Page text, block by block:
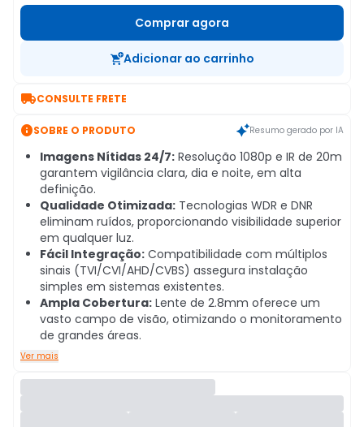
Comprar agora
Adicionar ao carrinho
CONSULTE FRETE
SOBRE O PRODUTO Resumo gerado por IA
Imagens Nítidas 24/7: Resolução 1080p e IR de 20m
garantem vigilância clara, dia e noite, em alta
definição.
Qualidade Otimizada: Tecnologias WDR e DNR
eliminam ruídos, proporcionando visibilidade superior
em qualquer luz.
Fácil Integração: Compatibilidade com múltiplos
sinais (TVI/CVI/AHD/CVBS) assegura instalação
simples em sistemas existentes.
Ampla Cobertura: Lente de 2.8mm oferece um
vasto campo de visão, otimizando o monitoramento
de grandes áreas.
Ver mais